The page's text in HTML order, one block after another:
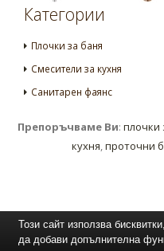
Категории
Плочки за баня
Смесители за кухня
Санитарен фаянс
Препоръчваме Ви: плочки
кухня,проточни
Този сайт използва
да добави допълнителна